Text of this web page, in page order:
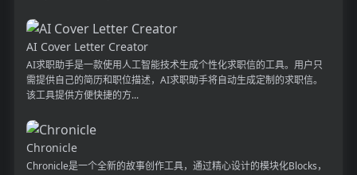
AI Cover Letter Creator
AI求职助手是一款使用人工智能技术生成个性化求职信的工具。用户只
需提供自己的简历和职位描述，AI求职助手将自动生成定制的求职信。
该工具提供方便快捷的方...
Chronicle
Chronicle是一个全新的故事创作工具，通过精心设计的模块化Blocks，